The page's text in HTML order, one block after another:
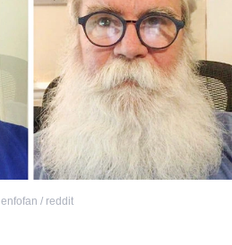
enfofan / reddit